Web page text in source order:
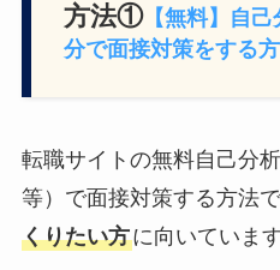
方法①【無料】自己
分で面接対策をする
転職サイトの無料自己分
等）で面接対策する方法で
くりたい方に向いていま